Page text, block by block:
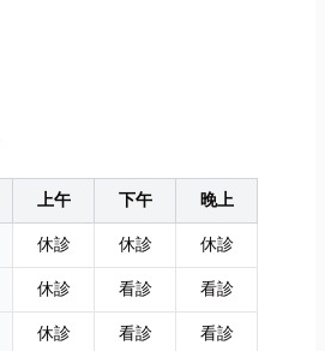
上午 下午
晚上
休診 休診
休診
休診 看診
看診
休診 看診
看診